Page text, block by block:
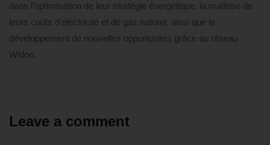
dans l’optimisation de leur stratégie énergétique, la maîtrise de
leurs coûts d’électricité et de gaz naturel, ainsi que le
développement de nouvelles opportunités grâce au réseau
Widoo.
Leave a comment